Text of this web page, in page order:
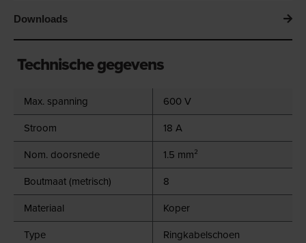
Downloads
Technische gegevens
Max. spanning
600 V
Stroom
18 A
Nom. doorsnede
1.5 mm²
Boutmaat (metrisch)
8
Materiaal
Koper
Type
Ringkabelschoen